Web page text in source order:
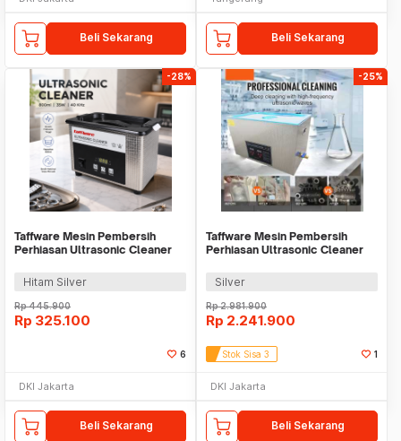
Beli Sekarang Beli Sekarang
-28%
Taffware Mesin Pembersih
Perhiasan Ultrasonic Cleaner
Hitam Silver
Rp445.900
Rp 325.100
6
DKI Jakarta
Beli Sekarang
-25%
Taffware Mesin Pembersih
Perhiasan Ultrasonic Cleaner
Silver
Rp2.981.900
Rp 2.241.900
Stok Sisa 3 1
DKI Jakarta
Beli Sekarang